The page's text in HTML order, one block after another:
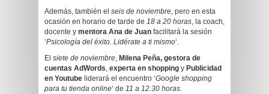
Además, también el seis de noviembre, pero en esta
ocasión en horario de tarde de 18 a 20 horas, la coach,
docente y mentora Ana de Juan facilitará la sesión
‘Psicología del éxito. Lidérate a ti mismo‘.
El siete de noviembre, Milena Peña, gestora de
cuentas AdWords, experta en shopping y Publicidad
en Youtube liderará el encuentro ‘Google shopping
para tu tienda online‘ de 11 a 12.30 horas.